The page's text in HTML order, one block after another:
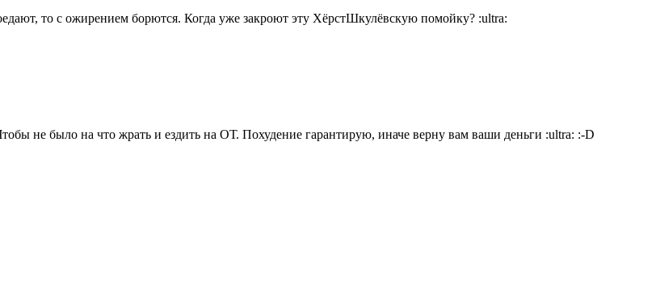
то с ожирением борются. Когда уже закроют эту ХёрстШкулёвскую помойку? :ultra:
не было на что жрать и ездить на ОТ. Похудение гарантирую, иначе верну вам ваши деньги :ultra: :-D